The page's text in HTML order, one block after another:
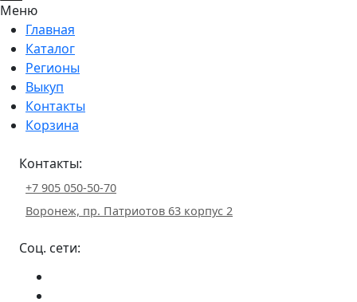
Меню
Главная
Каталог
Регионы
Выкуп
Контакты
Корзина
Контакты:
+7 905 050-50-70
Воронеж, пр. Патриотов 63 корпус 2
Соц. сети: